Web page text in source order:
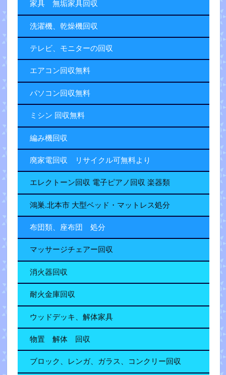
家具 無垢家具回収
洗濯機、乾燥機回収
テレビ、モニターの回収
エアコン回収無料
パソコン回収無料
ミシン 回収無料
編み機回収
廃家電回収 リサイクル可無料より
エレクトーン回収 電子ピアノ回収 楽器類
鴻巣.北本市 大型ベッド・マットレス処分
布団類、座布団 処分
マッサージチェアー回収
消火器回収
耐火金庫回収
ウッドデッキ、解体家具
物置 解体 回収
ブロック、レンガ、ガラス、コンクリー回収